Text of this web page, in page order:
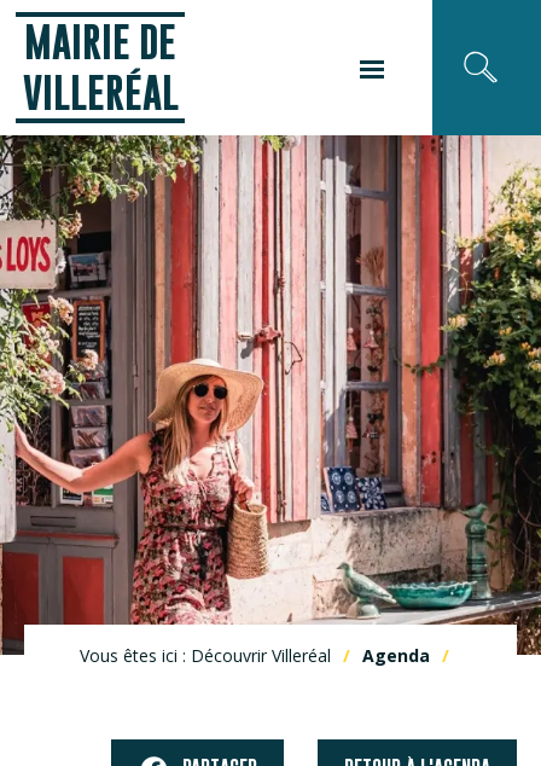
MAIRIE DE
VILLERÉAL
Vous êtes ici : Découvrir Villeréal Agenda
Panneau de gestion des cookies